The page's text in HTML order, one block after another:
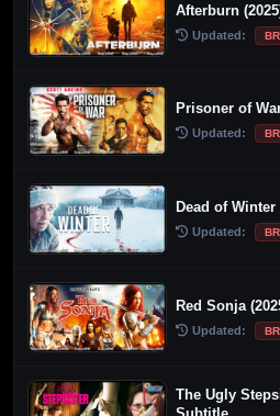
Afterburn
Updated:
Prisoner of
Updated:
Dead of
Updated:
Red Sonja
Updated:
The Ugly